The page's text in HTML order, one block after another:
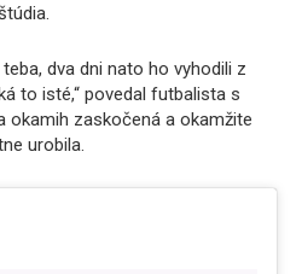
dva dni nato ho vyhodili z
to isté,“ povedal futbalista s
okamih zaskočená a okamžite
urobila.